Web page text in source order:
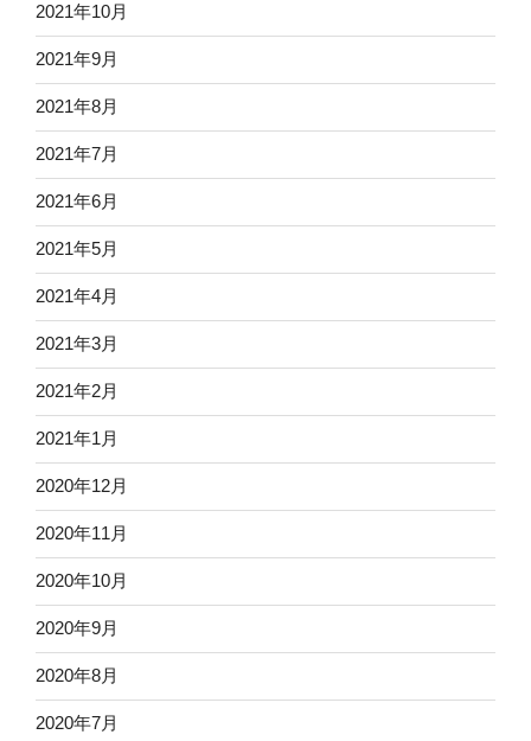
2021年10月
2021年9月
2021年8月
2021年7月
2021年6月
2021年5月
2021年4月
2021年3月
2021年2月
2021年1月
2020年12月
2020年11月
2020年10月
2020年9月
2020年8月
2020年7月